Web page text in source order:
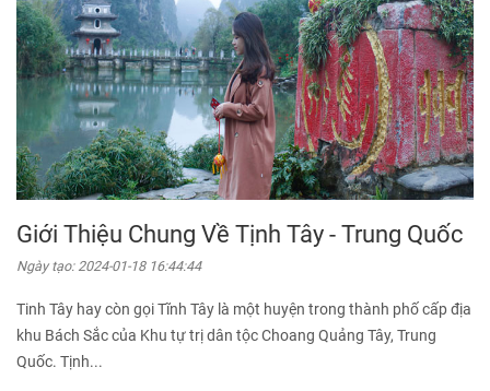
Giới Thiệu Chung Về Tịnh Tây - Trung Quốc
Ngày tạo: 2024-01-18 16:44:44
Tinh Tây hay còn gọi Tĩnh Tây là một huyện trong thành phố cấp địa
khu Bách Sắc của Khu tự trị dân tộc Choang Quảng Tây, Trung
Quốc. Tịnh...